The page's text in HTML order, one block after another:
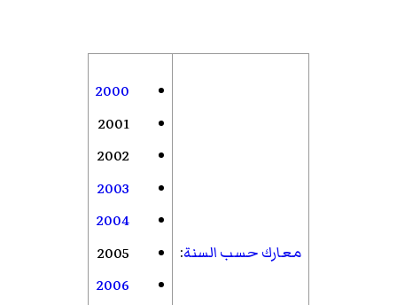
معارك حسب السنة:
2000
2001
2002
2003
2004
2005
2006